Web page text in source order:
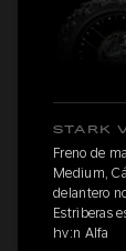
STARK
Freno de
Medium,
delantero
Estriberas
hv:n Alfa